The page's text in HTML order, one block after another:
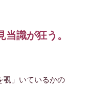
識が狂う。
覗」いているかの